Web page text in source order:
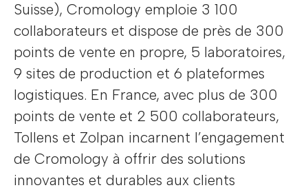
Suisse), Cromology emploie 3 100
collaborateurs et dispose de près de 300
points de vente en propre, 5 laboratoires,
9 sites de production et 6 plateformes
logistiques. En France, avec plus de 300
points de vente et 2 500 collaborateurs,
Tollens et Zolpan incarnent l’engagement
de Cromology à offrir des solutions
innovantes et durables aux clients